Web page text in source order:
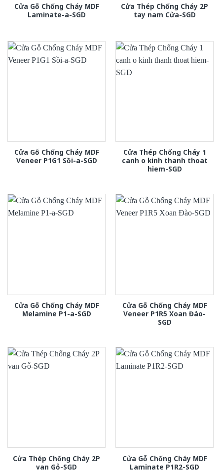
Cửa Gỗ Chống Cháy MDF
Laminate-a-SGD
Cửa Thép Chống Cháy 2P
tay nam Cửa-SGD
Cửa Gỗ Chống Cháy MDF
Veneer P1G1 Sồi-a-SGD
Cửa Thép Chống Cháy 1
canh o kinh thanh thoat
hiem-SGD
Cửa Gỗ Chống Cháy MDF
Melamine P1-a-SGD
Cửa Gỗ Chống Cháy MDF
Veneer P1R5 Xoan Đào-
SGD
Cửa Thép Chống Cháy 2P
van Gỗ-SGD
Cửa Gỗ Chống Cháy MDF
Laminate P1R2-SGD